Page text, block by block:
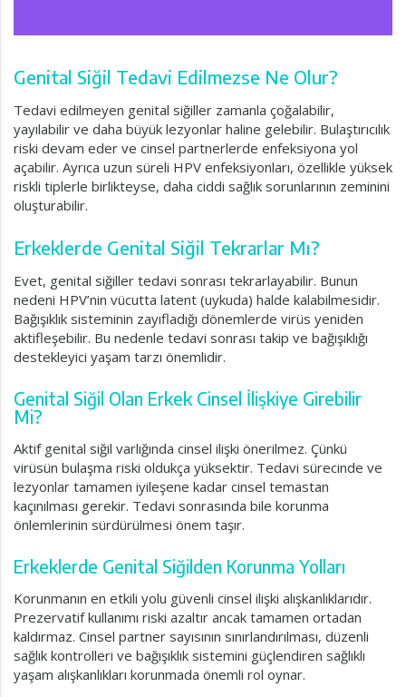
Genital Siğil Tedavi Edilmezse Ne Olur?
Tedavi edilmeyen genital siğiller zamanla çoğalabilir,
yayılabilir ve daha büyük lezyonlar haline gelebilir. Bulaştırıcılık
riski devam eder ve cinsel partnerlerde enfeksiyona yol
açabilir. Ayrıca uzun süreli HPV enfeksiyonları, özellikle yüksek
riskli tiplerle birlikteyse, daha ciddi sağlık sorunlarının zeminini
oluşturabilir.
Erkeklerde Genital Siğil Tekrarlar Mı?
Evet, genital siğiller tedavi sonrası tekrarlayabilir. Bunun
nedeni HPV’nin vücutta latent (uykuda) halde kalabilmesidir.
Bağışıklık sisteminin zayıfladığı dönemlerde virüs yeniden
aktifleşebilir. Bu nedenle tedavi sonrası takip ve bağışıklığı
destekleyici yaşam tarzı önemlidir.
Genital Siğil Olan Erkek Cinsel İlişkiye Girebilir
Mi?
Aktif genital siğil varlığında cinsel ilişki önerilmez. Çünkü
virüsün bulaşma riski oldukça yüksektir. Tedavi sürecinde ve
lezyonlar tamamen iyileşene kadar cinsel temastan
kaçınılması gerekir. Tedavi sonrasında bile korunma
önlemlerinin sürdürülmesi önem taşır.
Erkeklerde Genital Siğilden Korunma Yolları
Korunmanın en etkili yolu güvenli cinsel ilişki alışkanlıklarıdır.
Prezervatif kullanımı riski azaltır ancak tamamen ortadan
kaldırmaz. Cinsel partner sayısının sınırlandırılması, düzenli
sağlık kontrolleri ve bağışıklık sistemini güçlendiren sağlıklı
yaşam alışkanlıkları korunmada önemli rol oynar.